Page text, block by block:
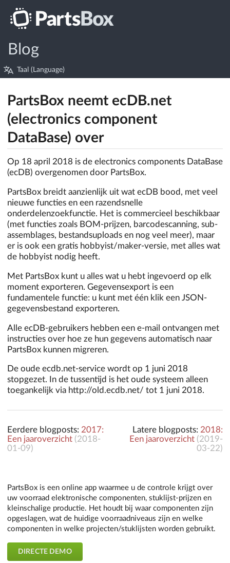
Blog
Taal (Language)
PartsBox neemt ecDB.net
(electronics component
DataBase) over
Op 18 april 2018 is de electronics components DataBase
(ecDB) overgenomen door PartsBox.
PartsBox breidt aanzienlijk uit wat ecDB bood, met veel
nieuwe functies en een razendsnelle
onderdelenzoekfunctie. Het is commercieel beschikbaar
(met functies zoals BOM-prijzen, barcodescanning, sub-
assemblages, bestandsuploads en nog veel meer), maar
er is ook een gratis hobbyist/maker-versie, met alles wat
de hobbyist nodig heeft.
Met PartsBox kunt u alles wat u hebt ingevoerd op elk
moment exporteren. Gegevensexport is een
fundamentele functie: u kunt met één klik een JSON-
gegevensbestand exporteren.
Alle ecDB-gebruikers hebben een e-mail ontvangen met
instructies over hoe ze hun gegevens automatisch naar
PartsBox kunnen migreren.
De oude ecdb.net-service wordt op 1 juni 2018
stopgezet. In de tussentijd is het oude systeem alleen
toegankelijk via http://old.ecdb.net/ tot 1 juni 2018.
Eerdere blogposts: 2017:
Een jaaroverzicht (2018-
01-09)
Latere blogposts: 2018:
Een jaaroverzicht (2019-
03-22)
PartsBox is een online app waarmee u de controle krijgt over
uw voorraad elektronische componenten, stuklijst-prijzen en
kleinschalige productie. Het houdt bij waar componenten zijn
opgeslagen, wat de huidige voorraadniveaus zijn en welke
componenten in welke projecten/stuklijsten worden gebruikt.
DIRECTE DEMO